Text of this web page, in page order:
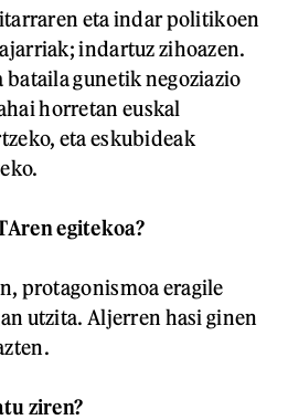
eta indar politikoen
indartuz zihoazen.
gunetik negoziazio
horretan euskal
eta eskubideak
egitekoa?
protagonismoa eragile
utzita. Aljerren hasi ginen
ziren?